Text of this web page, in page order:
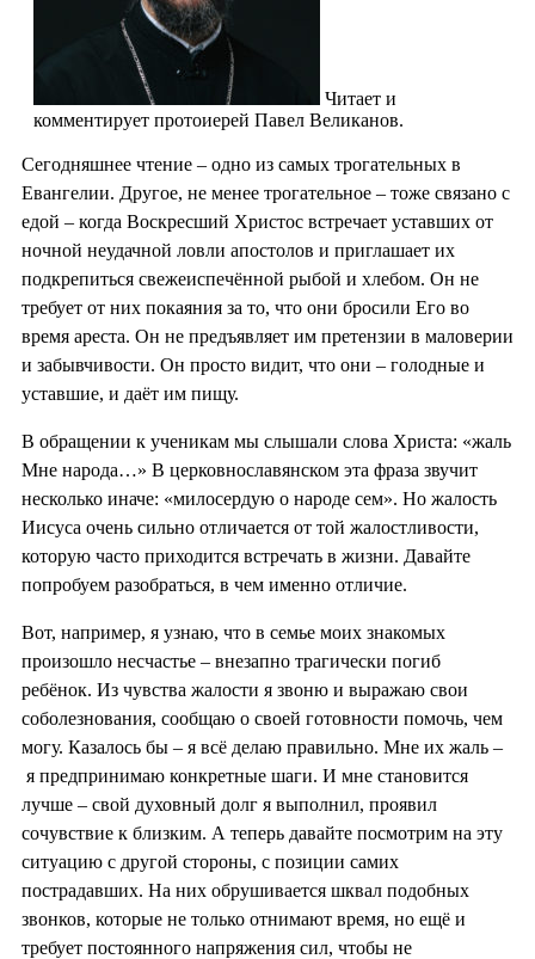
Читает и
комментирует протоиерей Павел Великанов.
Сегодняшнее чтение – одно из самых трогательных в
Евангелии. Другое, не менее трогательное – тоже связано с
едой – когда Воскресший Христос встречает уставших от
ночной неудачной ловли апостолов и приглашает их
подкрепиться свежеиспечённой рыбой и хлебом. Он не
требует от них покаяния за то, что они бросили Его во
время ареста. Он не предъявляет им претензии в маловерии
и забывчивости. Он просто видит, что они – голодные и
уставшие, и даёт им пищу.
В обращении к ученикам мы слышали слова Христа: «жаль
Мне народа…» В церковнославянском эта фраза звучит
несколько иначе: «милосердую о народе сем». Но жалость
Иисуса очень сильно отличается от той жалостливости,
которую часто приходится встречать в жизни. Давайте
попробуем разобраться, в чем именно отличие.
Вот, например, я узнаю, что в семье моих знакомых
произошло несчастье – внезапно трагически погиб
ребёнок. Из чувства жалости я звоню и выражаю свои
соболезнования, сообщаю о своей готовности помочь, чем
могу. Казалось бы – я всё делаю правильно. Мне их жаль –
я предпринимаю конкретные шаги. И мне становится
лучше – свой духовный долг я выполнил, проявил
сочувствие к близким. А теперь давайте посмотрим на эту
ситуацию с другой стороны, с позиции самих
пострадавших. На них обрушивается шквал подобных
звонков, которые не только отнимают время, но ещё и
требует постоянного напряжения сил, чтобы не